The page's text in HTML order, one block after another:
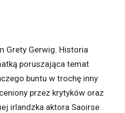
Grety Gerwig. Historia
poruszająca temat
buntu w trochę inny
przez krytyków oraz
irlandzka aktora Saoirse